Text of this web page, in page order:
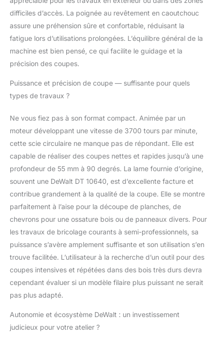
difficiles d’accès. La poignée au revêtement en caoutchouc
assure une préhension sûre et confortable, réduisant la
fatigue lors d’utilisations prolongées. L’équilibre général de la
machine est bien pensé, ce qui facilite le guidage et la
précision des coupes.
Puissance et précision de coupe — suffisante pour quels
types de travaux ?
Ne vous fiez pas à son format compact. Animée par un
moteur développant une vitesse de 3700 tours par minute,
cette scie circulaire ne manque pas de répondant. Elle est
capable de réaliser des coupes nettes et rapides jusqu’à une
profondeur de 55 mm à 90 degrés. La lame fournie d’origine,
souvent une DeWalt DT 10640, est d’excellente facture et
contribue grandement à la qualité de la coupe. Elle se montre
parfaitement à l’aise pour la découpe de planches, de
chevrons pour une ossature bois ou de panneaux divers. Pour
les travaux de bricolage courants à semi-professionnels, sa
puissance s’avère amplement suffisante et son utilisation s’en
trouve facilitée. L’utilisateur à la recherche d’un outil pour des
coupes intensives et répétées dans des bois très durs devra
cependant évaluer si un modèle filaire plus puissant ne serait
pas plus adapté.
Autonomie et écosystème DeWalt : un investissement
judicieux pour votre atelier ?